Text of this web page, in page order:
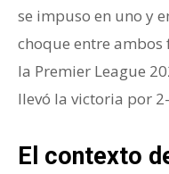
se impuso en uno y
choque entre ambos
la Premier League
llevó la victoria por
El contexto